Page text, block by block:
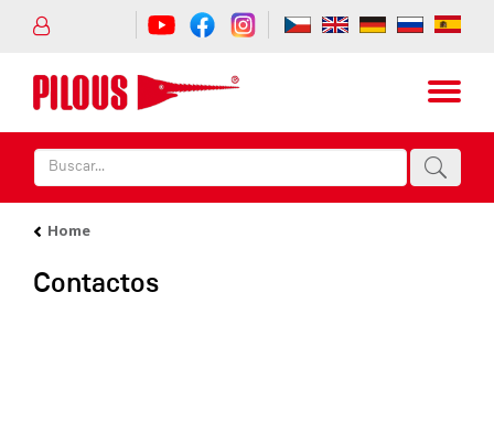
Home
Contactos